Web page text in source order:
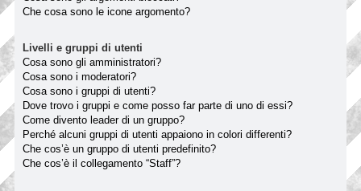
Che cosa sono le icone argomento?
Livelli e gruppi di utenti
Cosa sono gli amministratori?
Cosa sono i moderatori?
Cosa sono i gruppi di utenti?
Dove trovo i gruppi e come posso far parte di uno di essi?
Come divento leader di un gruppo?
Perché alcuni gruppi di utenti appaiono in colori differenti?
Che cos’è un gruppo di utenti predefinito?
Che cos’è il collegamento “Staff”?